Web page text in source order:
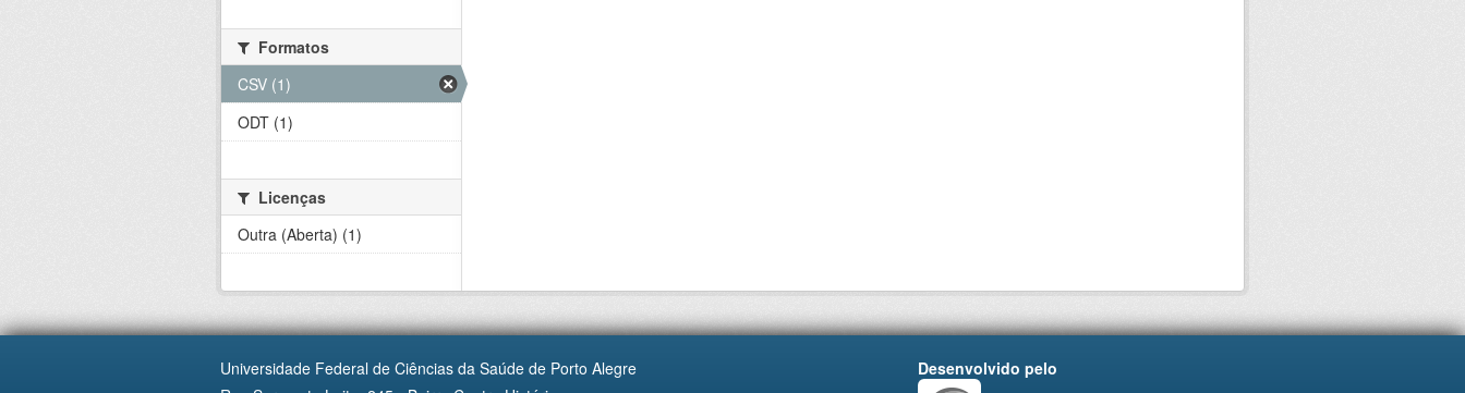
Formatos
CSV (1)
ODT (1)
Licenças
Outra (Aberta) (1)
Universidade Federal de Ciências da Saúde de Porto Alegre
Desenvolvido pelo